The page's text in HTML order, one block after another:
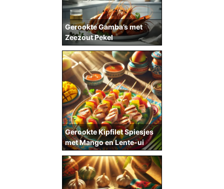
Gerookte Gamba’s met
Zeezout Pekel
Gerookte Kipfilet Spiesjes
met Mango en Lente-ui